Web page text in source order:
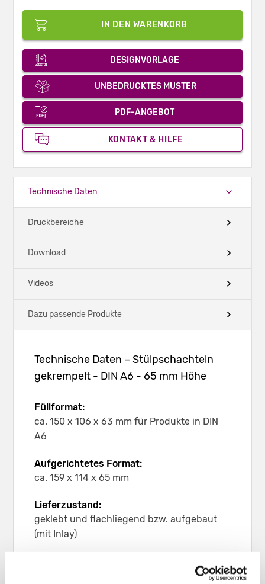
IN DEN WARENKORB
DESIGNVORLAGE
UNBEDRUCKTES MUSTER
PDF-ANGEBOT
KONTAKT & HILFE
Technische Daten
Druckbereiche
Download
Videos
Dazu passende Produkte
Technische Daten – Stülpschachteln
gekrempelt - DIN A6 - 65 mm Höhe
Füllformat:
ca. 150 x 106 x 63 mm für Produkte in DIN
A6
Aufgerichtetes Format:
ca. 159 x 114 x 65 mm
Lieferzustand:
geklebt und flachliegend bzw. aufgebaut
(mit Inlay)